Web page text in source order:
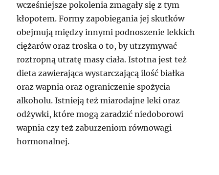
wcześniejsze pokolenia zmagały się z tym
kłopotem. Formy zapobiegania jej skutków
obejmują między innymi podnoszenie lekkich
ciężarów oraz troska o to, by utrzymywać
roztropną utratę masy ciała. Istotna jest też
dieta zawierająca wystarczającą ilość białka
oraz wapnia oraz ograniczenie spożycia
alkoholu. Istnieją też miarodajne leki oraz
odżywki, które mogą zaradzić niedoborowi
wapnia czy też zaburzeniom równowagi
hormonalnej.